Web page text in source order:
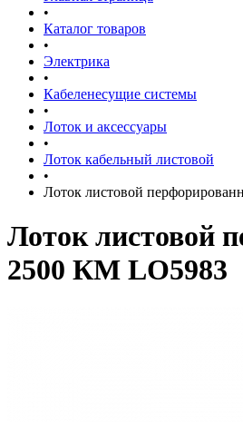
•
Каталог товаров
•
Электрика
•
Кабеленесущие системы
•
Лоток и аксессуары
•
Лоток кабельный листовой
•
Лоток листовой
Лоток листовой
2500 КМ LO5983